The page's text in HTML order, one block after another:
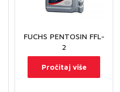
FUCHS PENTOSIN FFL-
2
Pročitaj više